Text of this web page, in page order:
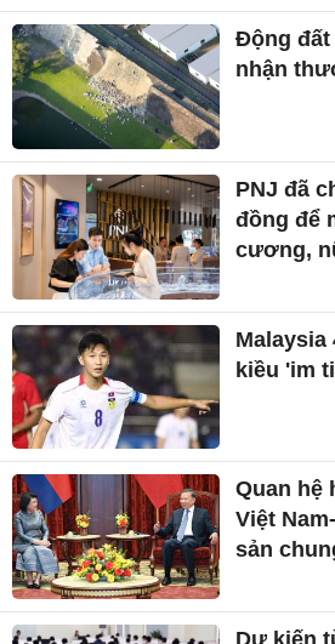
Động đất
nhận
PNJ đã
đồng để
cương,
Malaysia
kiều 'im
Quan hệ
Việt
sản
Dự kiến